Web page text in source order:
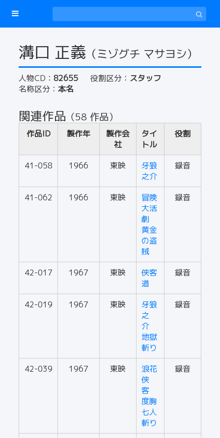
溝口 正義 （ミゾグチ マサヨシ）
人物CD： 82655 役割区分： スタッフ
名称区分： 本名
関連作品 （58 作品）
作品ID 製作年
製作会
社
タイ
トル
役割
41-058 1966 東映
牙狼
之介
録音
41-062 1966 東映
冒険
大活
劇
黄金
の盗
賊
録音
42-017 1967 東映
侠客
道
録音
42-019 1967 東映
牙狼
之
介
地獄
斬り
録音
42-039 1967 東映
浪花
侠
客
度胸
七人
斬り
録音